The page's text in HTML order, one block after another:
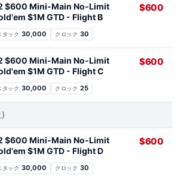
$600 Mini-Main No-Limit
$1M GTD - Flight B
タック 30,000 クロック 30
$600
$600 Mini-Main No-Limit
$1M GTD - Flight C
タック 30,000 クロック 25
$600
)
$600 Mini-Main No-Limit
$1M GTD - Flight D
タック 30,000 クロック 30
$600